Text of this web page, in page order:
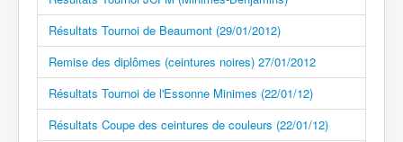
Résultats Tournoi de Beaumont (29/01/2012)
Remise des diplômes (ceintures noires) 27/01/2012
Résultats Tournoi de l'Essonne Minimes (22/01/12)
Résultats Coupe des ceintures de couleurs (22/01/12)